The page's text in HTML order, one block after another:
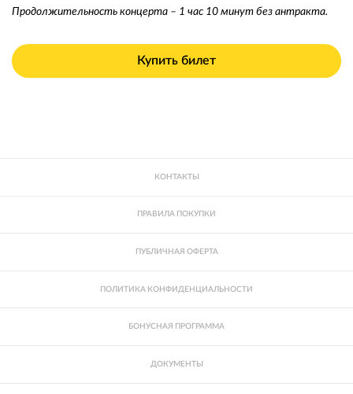
Продолжительность концерта – 1 час 10 минут без антракта.
Купить билет
КОНТАКТЫ
ПРАВИЛА ПОКУПКИ
ПУБЛИЧНАЯ ОФЕРТА
ПОЛИТИКА КОНФИДЕНЦИАЛЬНОСТИ
БОНУСНАЯ ПРОГРАММА
ДОКУМЕНТЫ